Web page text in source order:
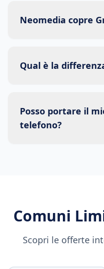
Neomedia copre
Qual è la
Posso portare il
telefono?
Comuni
Scopri le offerte